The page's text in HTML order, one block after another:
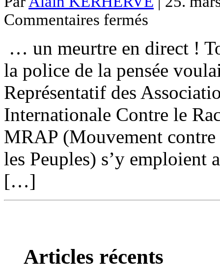
Commentaires fermés
…
… un meurtre en direct !
la police de la pensée
Représentatif des
Internationale Contre le
MRAP (Mouvement
les Peuples) s’y emploient
[…]
Articles récents